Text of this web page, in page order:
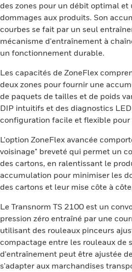
des zones pour un débit optimal
dommages aux produits. Son
courbes se fait par un seul
mécanisme d'entraînement à
un fonctionnement durable.
Les capacités de ZoneFlex
deux zones pour fournir une
de paquets de tailles et de poids
DIP intuitifs et des diagnostics
configuration facile et flexible
L'option ZoneFlex avancée
voisinage" breveté qui permet un
des cartons, en ralentissant le
accumulation pour minimiser les
des cartons et leur mise côte à
Le Transnorm TS 2100 est un
pression zéro entraîné par une
utilisant des rouleaux pinceurs
compactage entre les rouleaux de
d'entraînement peut être ajustée
s'adapter aux marchandises